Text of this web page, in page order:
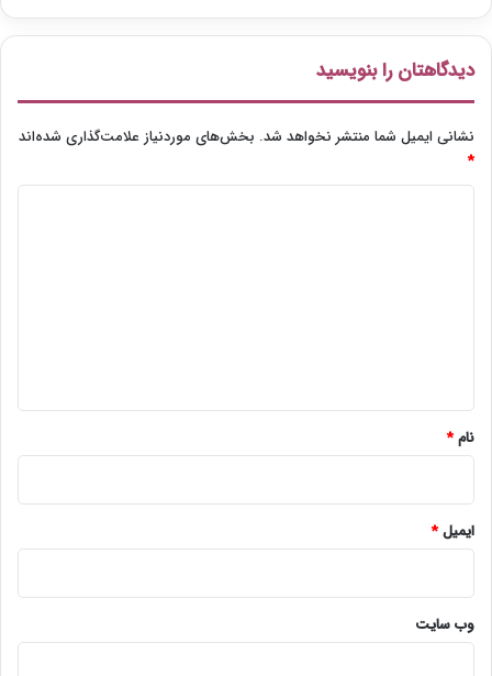
دیدگاهتان را بنویسید
نشانی ایمیل شما منتشر نخواهد شد. بخش‌های موردنیاز علامت‌گذاری شده‌اند
*
نام*
ایمیل*
وب‌ سایت